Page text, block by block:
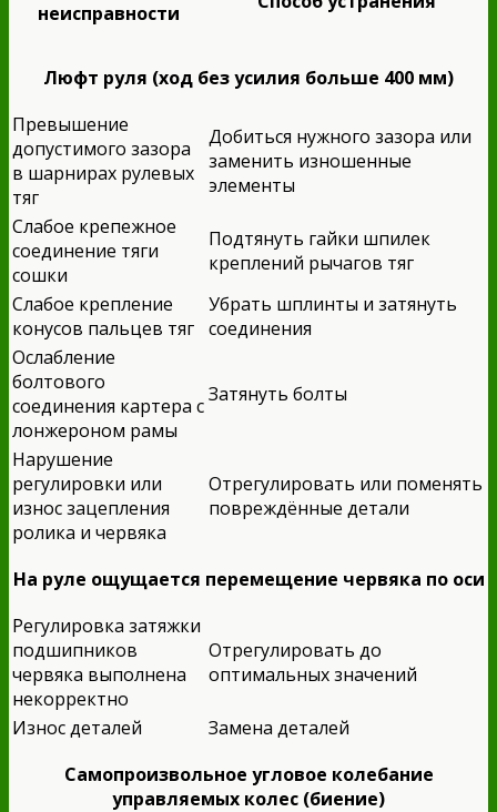
неисправности
Люфт руля (ход без усилия больше 400 мм)
Превышение
допустимого зазора
в шарнирах рулевых
тяг
Добиться нужного зазора или
заменить изношенные
элементы
Слабое крепежное
соединение тяги
сошки
Подтянуть гайки шпилек
креплений рычагов тяг
Слабое крепление
конусов пальцев тяг
Убрать шплинты и затянуть
соединения
Ослабление
болтового
соединения картера с
лонжероном рамы
Затянуть болты
Нарушение
регулировки или
износ зацепления
ролика и червяка
Отрегулировать или поменять
повреждённые детали
На руле ощущается перемещение червяка по оси
Регулировка затяжки
подшипников
червяка выполнена
некорректно
Отрегулировать до
оптимальных значений
Износ деталей
Замена деталей
Самопроизвольное угловое колебание
управляемых колес (биение)